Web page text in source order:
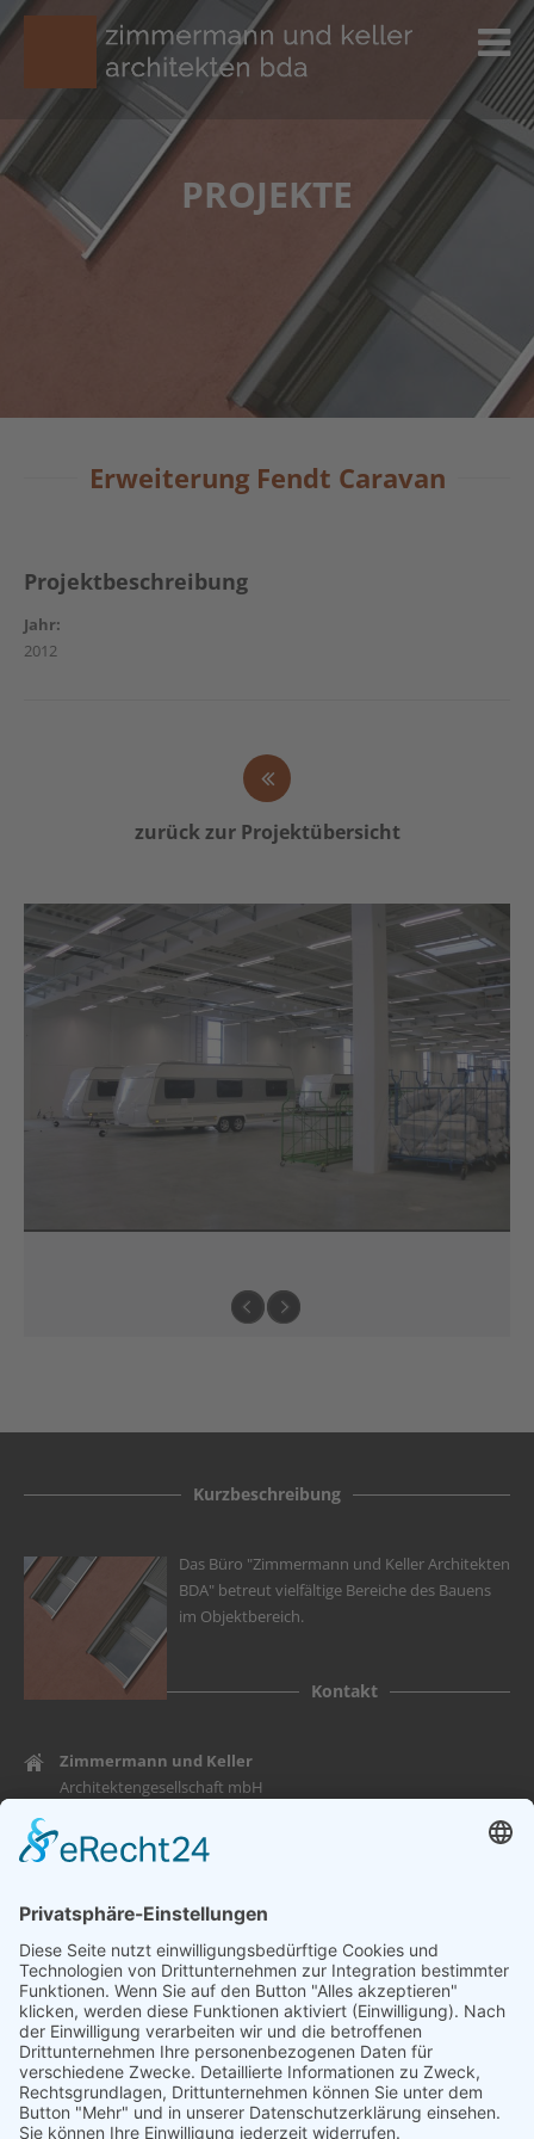
PROJEKTE
Erweiterung Fendt Caravan
Projektbeschreibung
Jahr:
2012
zurück zur Projektübersicht
Kurzbeschreibung
Das Büro "Zimmermann und Keller Architekten
BDA" betreut vielfältige Bereiche des Bauens
im Objektbereich.
Kontakt
Zimmermann und Keller
Architektengesellschaft mbH
86609 Donauwörth
Fon: 0906 – 70 55 77 – 0
Fax: 0906 – 70 55 77 – 10
Informationen
Copyright © 2026 Zimmermann und Keller Architektengesellschaft